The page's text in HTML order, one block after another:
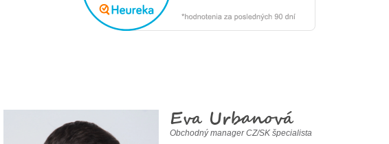
Eva Urbanová
Obchodný manager CZ/SK špecialista